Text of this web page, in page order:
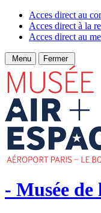
Acces direct au
Acces direct à la
Acces direct au
Menu Fermer
- Musée